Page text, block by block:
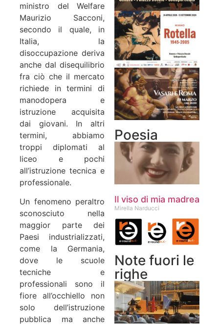
ministro del Welfare
Maurizio Sacconi,
secondo il quale, in
Italia, la
disoccupazione deriva
anche dal disequilibrio
fra ciò che il mercato
richiede in termini di
manodopera e
istruzione acquisita
dai giovani. In altri
termini, abbiamo
troppi diplomati al
liceo e pochi
all’istruzione tecnica e
professionale.
Un fenomeno peraltro
sconosciuto nella
maggior parte dei
Paesi industrializzati,
come la Germania,
dove le scuole
tecniche e
professionali sono il
fiore all’occhiello non
solo dell’istruzione
pubblica ma anche
Poesia
Il viso di mia madrea
Mirella Narducci
Note fuori le
righe